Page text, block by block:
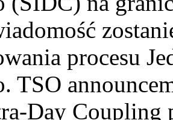
procesu
TSO
Day Coupling